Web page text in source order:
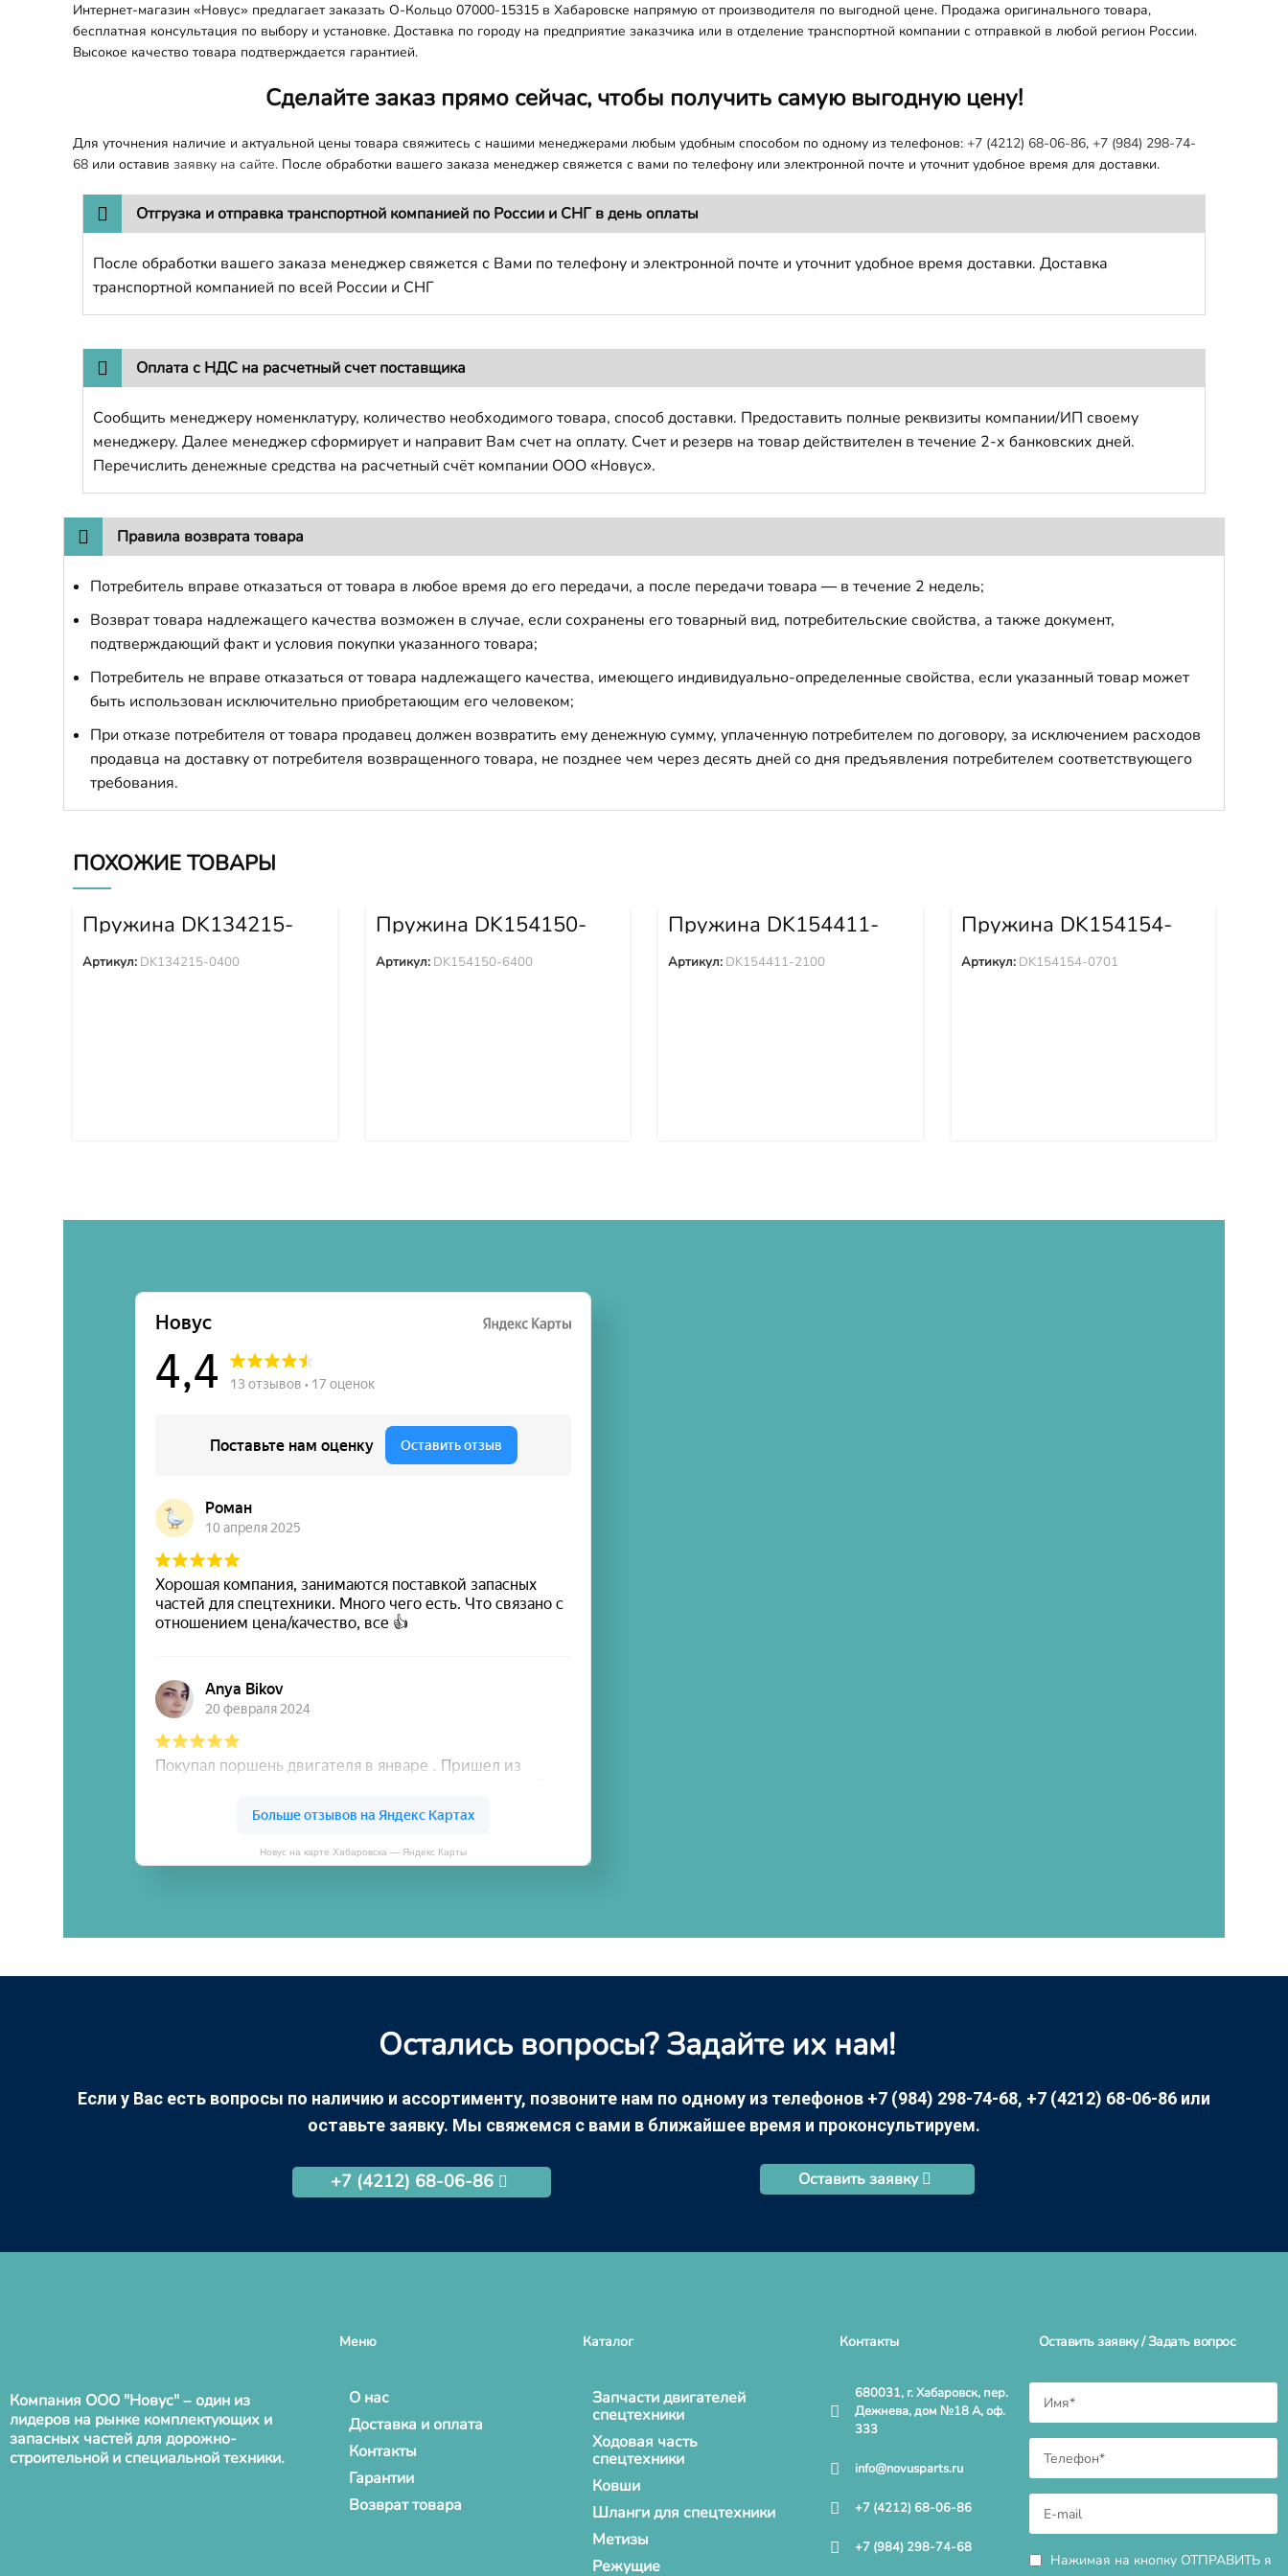
Интернет-магазин «Новус» предлагает заказать О-Кольцо 07000-15315 в Хабаровске напрямую от производителя по выгодной цене. Продажа оригинального товара,
бесплатная консультация по выбору и установке. Доставка по городу на предприятие заказчика или в отделение транспортной компании с отправкой в любой регион России.
Высокое качество товара подтверждается гарантией.
Сделайте заказ прямо сейчас, чтобы получить самую выгодную цену!
Для уточнения наличие и актуальной цены товара свяжитесь с нашими менеджерами любым удобным способом по одному из телефонов: +7 (4212) 68-06-86, +7 (984) 298-74-
68 или оставив заявку на сайте. После обработки вашего заказа менеджер свяжется с вами по телефону или электронной почте и уточнит удобное время для доставки.
Отгрузка и отправка транспортной компанией по России и СНГ в день оплаты
После обработки вашего заказа менеджер свяжется с Вами по телефону и электронной почте и уточнит удобное время доставки. Доставка
транспортной компанией по всей России и СНГ
Оплата с НДС на расчетный счет поставщика
Сообщить менеджеру номенклатуру, количество необходимого товара, способ доставки. Предоставить полные реквизиты компании/ИП своему
менеджеру. Далее менеджер сформирует и направит Вам счет на оплату. Счет и резерв на товар действителен в течение 2-х банковских дней.
Перечислить денежные средства на расчетный счёт компании ООО «Новус».
Правила возврата товара
Потребитель вправе отказаться от товара в любое время до его передачи, а после передачи товара — в течение 2 недель;
Возврат товара надлежащего качества возможен в случае, если сохранены его товарный вид, потребительские свойства, а также документ,
подтверждающий факт и условия покупки указанного товара;
Потребитель не вправе отказаться от товара надлежащего качества, имеющего индивидуально-определенные свойства, если указанный товар может
быть использован исключительно приобретающим его человеком;
При отказе потребителя от товара продавец должен возвратить ему денежную сумму, уплаченную потребителем по договору, за исключением расходов
продавца на доставку от потребителя возвращенного товара, не позднее чем через десять дней со дня предъявления потребителем соответствующего
требования.
ПОХОЖИЕ ТОВАРЫ
Пружина DK134215-
0400
Артикул: DK134215-0400
Пружина DK154150-
6400
Артикул: DK154150-6400
Пружина DK154411-
2100
Артикул: DK154411-2100
Пружина DK154154-
0701
Артикул: DK154154-0701
Новус на карте Хабаровска — Яндекс Карты
Остались вопросы? Задайте их нам!
Если у Вас есть вопросы по наличию и ассортименту, позвоните нам по одному из телефонов +7 (984) 298-74-68, +7 (4212) 68-06-86 или
оставьте заявку. Мы свяжемся с вами в ближайшее время и проконсультируем.
+7 (4212) 68-06-86 Оставить заявку
Компания ООО "Новус" – один из
лидеров на рынке комплектующих и
запасных частей для дорожно-
строительной и специальной техники.
Меню
О нас
Доставка и оплата
Контакты
Гарантии
Возврат товара
Каталог
Запчасти двигателей
спецтехники
Ходовая часть
спецтехники
Ковши
Шланги для спецтехники
Метизы
Режущие
Контакты
680031, г. Хабаровск, пер.
Дежнева, дом №18 А, оф.
333
info@novusparts.ru
+7 (4212) 68-06-86
+7 (984) 298-74-68
Оставить заявку / Задать вопрос
Нажимая на кнопку ОТПРАВИТЬ я